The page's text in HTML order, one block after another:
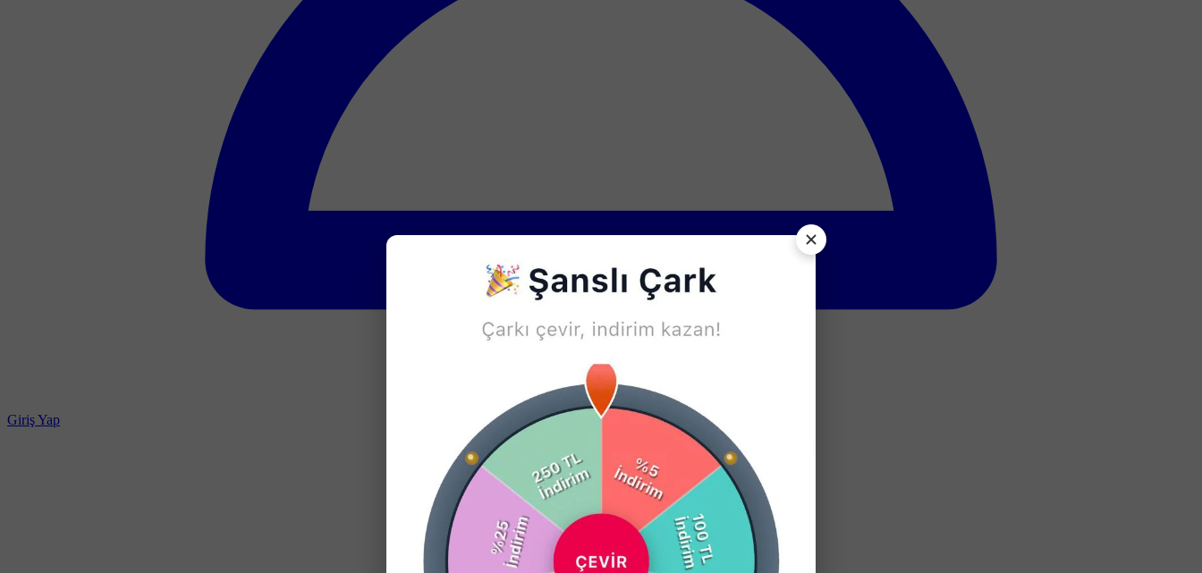
Giriş Yap